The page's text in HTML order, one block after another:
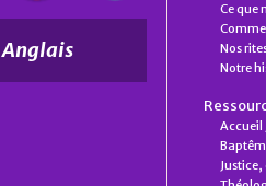
Anglais
Ce que
Nos
Notre
Accueil